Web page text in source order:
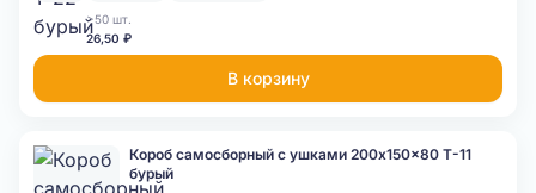
>50 шт.
26,50 ₽
В корзину
Короб самосборный с ушками 200x150x80 Т-11
бурый